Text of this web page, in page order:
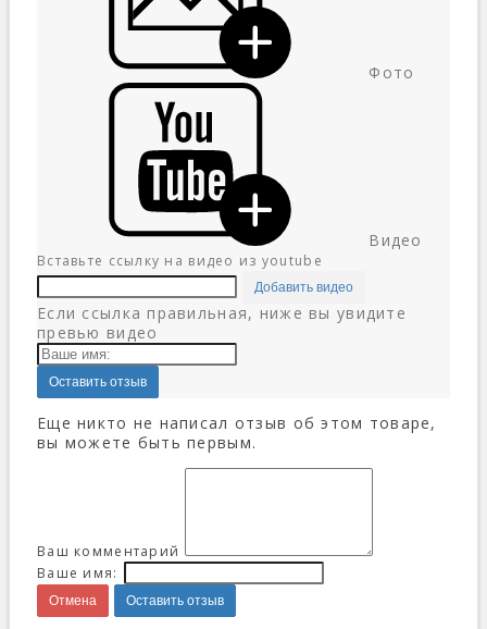
Фото
Видео
Вставьте ссылку на видео из youtube
Добавить видео
Если ссылка правильная, ниже вы увидите
превью видео
Оставить отзыв
Еще никто не написал отзыв об этом товаре,
вы можете быть первым.
Ваш комментарий
Ваше имя:
Отмена Оставить отзыв